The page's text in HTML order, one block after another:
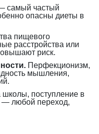
самый частый
опасны диеты в
пищевого
расстройства или
риск.
Перфекционизм,
мышления,
поступление в
— любой переход,